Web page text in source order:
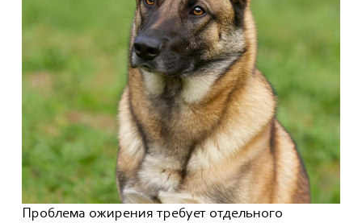
Проблема ожирения требует отдельного